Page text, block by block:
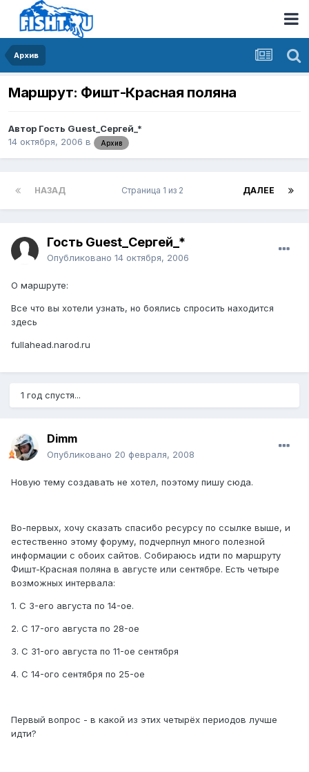
Архив
Маршрут: Фишт-Красная поляна
Автор Гость Guest_Сергей_*
14 октября, 2006 в Архив
НАЗАД ДАЛЕЕ
Страница 1 из 2
Гость Guest_Сергей_*
Опубликовано 14 октября, 2006
О маршруте:
Все что вы хотели узнать, но боялись спросить находится
здесь
fullahead.narod.ru
1 год спустя...
Dimm
Опубликовано 20 февраля, 2008
Новую тему создавать не хотел, поэтому пишу сюда.
Во-первых, хочу сказать спасибо ресурсу по ссылке выше, и
естественно этому форуму, подчерпнул много полезной
информации с обоих сайтов. Собираюсь идти по маршруту
Фишт-Красная поляна в августе или сентябре. Есть четыре
возможных интервала:
1. С 3-его августа по 14-ое.
2. С 17-ого августа по 28-ое
3. С 31-ого августа по 11-ое сентября
4. С 14-ого сентября по 25-ое
Первый вопрос - в какой из этих четырёх периодов лучше
идти?